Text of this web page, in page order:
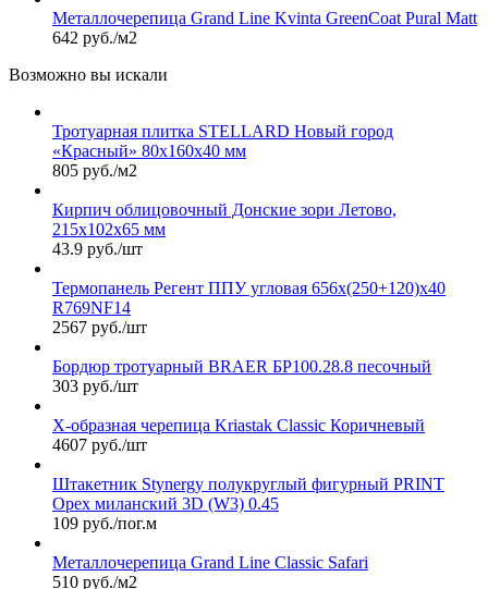
Металлочерепица Grand Line Kvinta GreenCoat Pural Matt
642 руб./м2
Возможно вы искали
Тротуарная плитка STELLARD Новый город
«Красный» 80х160х40 мм
805 руб./м2
Кирпич облицовочный Донские зори Летово,
215х102х65 мм
43.9 руб./шт
Термопанель Регент ППУ угловая 656х(250+120)х40
R769NF14
2567 руб./шт
Бордюр тротуарный BRAER БР100.28.8 песочный
303 руб./шт
Х-образная черепица Kriastak Classic Коричневый
4607 руб./шт
Штакетник Stynergy полукруглый фигурный PRINT
Орех миланский 3D (W3) 0.45
109 руб./пог.м
Металлочерепица Grand Line Classic Safari
510 руб./м2